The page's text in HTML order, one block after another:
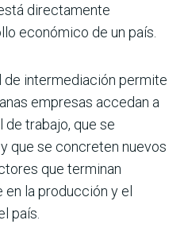
directamente
económico de un país.
de intermediación permite
empresas accedan a
trabajo, que se
que se concreten nuevos
que terminan
la producción y el
país.